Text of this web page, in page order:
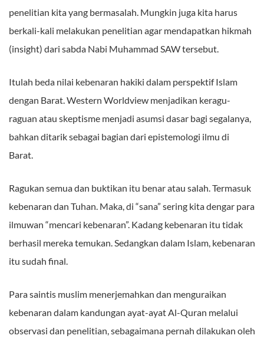
penelitian kita yang bermasalah. Mungkin juga kita harus
berkali-kali melakukan penelitian agar mendapatkan hikmah
(insight) dari sabda Nabi Muhammad SAW tersebut.
Itulah beda nilai kebenaran hakiki dalam perspektif Islam
dengan Barat. Western Worldview menjadikan keragu-
raguan atau skeptisme menjadi asumsi dasar bagi segalanya,
bahkan ditarik sebagai bagian dari epistemologi ilmu di
Barat.
Ragukan semua dan buktikan itu benar atau salah. Termasuk
kebenaran dan Tuhan. Maka, di “sana” sering kita dengar para
ilmuwan “mencari kebenaran”. Kadang kebenaran itu tidak
berhasil mereka temukan. Sedangkan dalam Islam, kebenaran
itu sudah final.
Para saintis muslim menerjemahkan dan menguraikan
kebenaran dalam kandungan ayat-ayat Al-Quran melalui
observasi dan penelitian, sebagaimana pernah dilakukan oleh